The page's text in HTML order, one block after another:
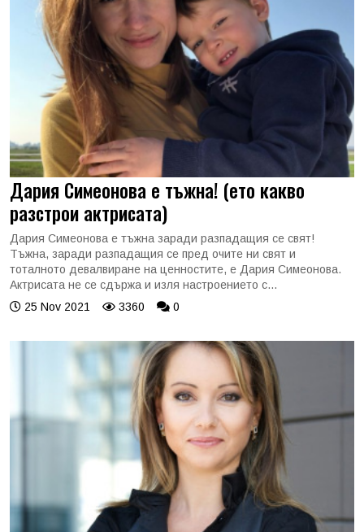
Дария Симеонова е тъжна! (ето какво
разстрои актрисата)
Дария Симеонова е тъжна заради разпадащия се свят!
Тъжна, заради разпадащия се пред очите ни свят и
тоталното девалвиране на ценностите, е Дария Симеонова.
Актрисата не се сдържа и изля настроението с...
25 Nov 2021
3360 0